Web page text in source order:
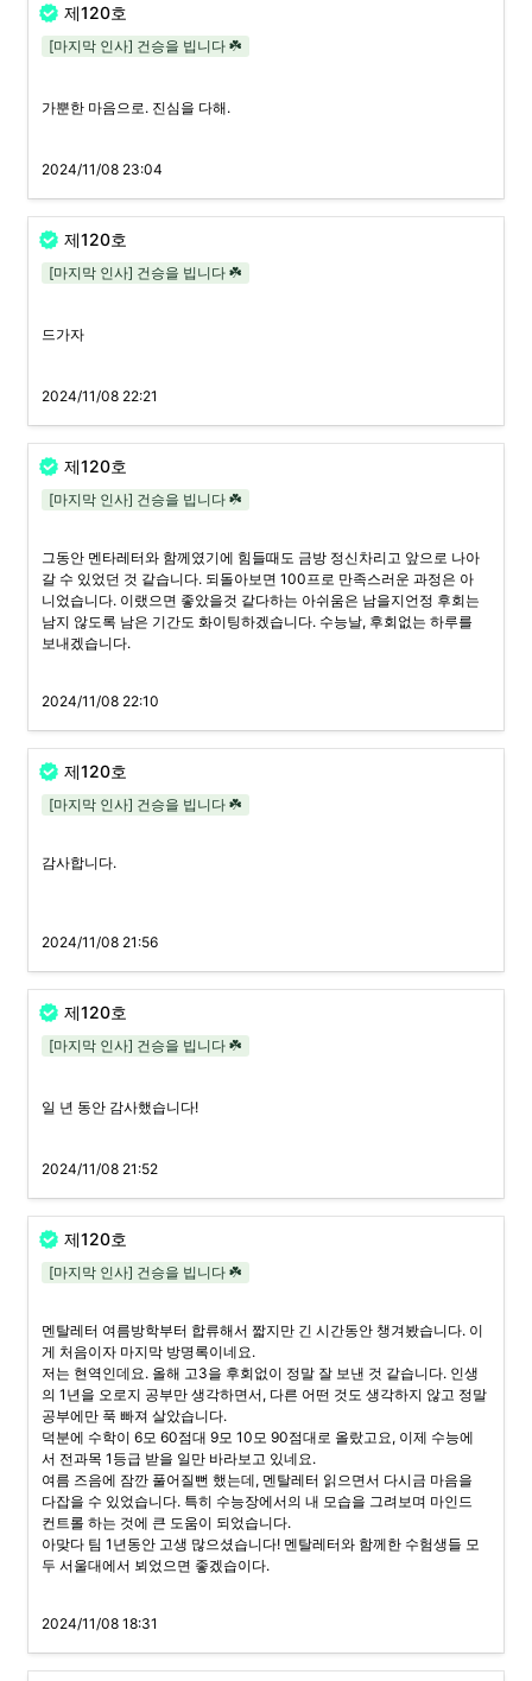
제120호
[마지막 인사] 건승을 빕니다 ☘️
가뿐한 마음으로. 진심을 다해.
2024/11/08 23:04
제120호
[마지막 인사] 건승을 빕니다 ☘️
드가자
2024/11/08 22:21
제120호
[마지막 인사] 건승을 빕니다 ☘️
그동안 멘타레터와 함께였기에 힘들때도 금방 정신차리고 앞으로 나아
갈 수 있었던 것 같습니다. 되돌아보면 100프로 만족스러운 과정은 아
니었습니다. 이랬으면 좋았을것 같다하는 아쉬움은 남을지언정 후회는
남지 않도록 남은 기간도 화이팅하겠습니다. 수능날, 후회없는 하루를
보내겠습니다.
2024/11/08 22:10
제120호
[마지막 인사] 건승을 빕니다 ☘️
감사합니다.
2024/11/08 21:56
제120호
[마지막 인사] 건승을 빕니다 ☘️
일 년 동안 감사했습니다!
2024/11/08 21:52
제120호
[마지막 인사] 건승을 빕니다 ☘️
멘탈레터 여름방학부터 합류해서 짧지만 긴 시간동안 챙겨봤습니다. 이
게 처음이자 마지막 방명록이네요.
저는 현역인데요. 올해 고3을 후회없이 정말 잘 보낸 것 같습니다. 인생
의 1년을 오로지 공부만 생각하면서, 다른 어떤 것도 생각하지 않고 정말
공부에만 푹 빠져 살았습니다.
덕분에 수학이 6모 60점대 9모 10모 90점대로 올랐고요, 이제 수능에
서 전과목 1등급 받을 일만 바라보고 있네요.
여름 즈음에 잠깐 풀어질뻔 했는데, 멘탈레터 읽으면서 다시금 마음을
다잡을 수 있었습니다. 특히 수능장에서의 내 모습을 그려보며 마인드
컨트롤 하는 것에 큰 도움이 되었습니다.
아맞다 팀 1년동안 고생 많으셨습니다! 멘탈레터와 함께한 수험생들 모
두 서울대에서 뵈었으면 좋겠습이다.
2024/11/08 18:31